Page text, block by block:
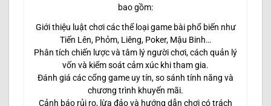
bao gồm:
Giới thiệu luật chơi các thể loại game bài phổ biến như
Tiến Lên, Phỏm, Liêng, Poker, Mậu Binh…
Phân tích chiến lược và tâm lý người chơi, cách quản lý
vốn và kiểm soát cảm xúc khi tham gia.
Đánh giá các cổng game uy tín, so sánh tính năng và
chương trình khuyến mãi.
Cảnh báo rủi ro, lừa đảo và hướng dẫn chơi có trách